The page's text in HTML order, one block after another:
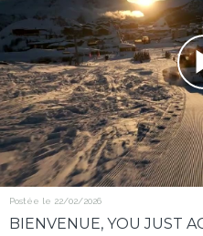
Postée le 22/02/2026
BIENVENUE, YOU JUST